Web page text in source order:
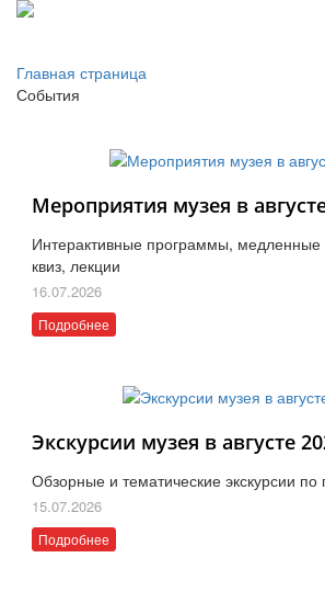
Главная страница
События
Мероприятия музея в
Интерактивные программы, медленные
квиз, лекции
16.07.2026
Подробнее
Экскурсии музея в августе
Обзорные и тематические экскурсии
15.07.2026
Подробнее